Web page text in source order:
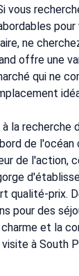
vous
ne
offre une
qui ne
la recherche
de l'océan
de l'action,
qualité-prix.
pour des
et la
à South